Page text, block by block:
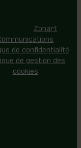
Zonart
de confidentialité
de gestion des
cookies